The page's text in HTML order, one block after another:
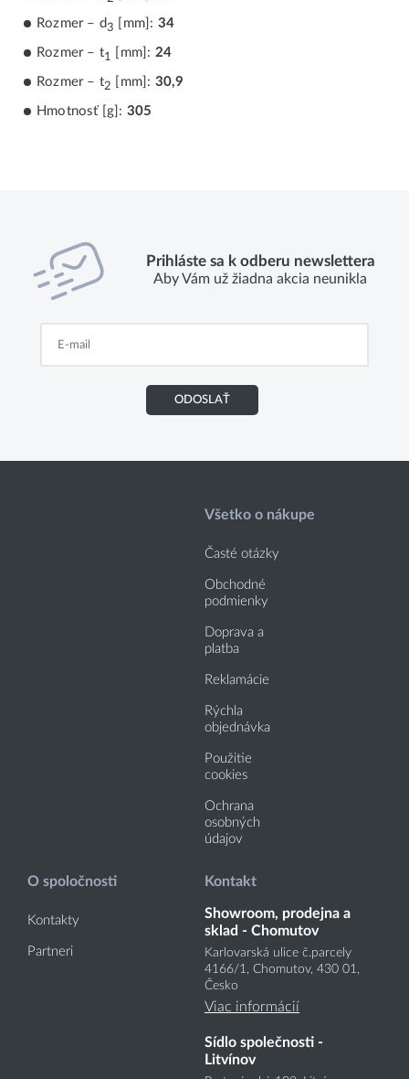
Rozmer – d3 [mm]: 34
Rozmer – t1 [mm]: 24
Rozmer – t2 [mm]: 30,9
Hmotnosť [g]: 305
Prihláste sa k odberu newslettera
Aby Vám už žiadna akcia neunikla
ODOSLAŤ
Všetko o nákupe
Časté otázky
Obchodné
podmienky
Doprava a
platba
Reklamácie
Rýchla
objednávka
Použitie
cookies
Ochrana
osobných
údajov
O spoločnosti
Kontakty
Partneri
Kontakt
Showroom, prodejna a
sklad - Chomutov
Karlovarská ulice č.parcely
4166/1, Chomutov, 430 01,
Česko
Viac informácií
Sídlo společnosti -
Litvínov